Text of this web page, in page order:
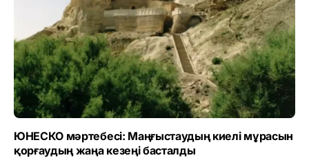
ЮНЕСКО мәртебесі: Маңғыстаудың киелі мұрасын
қорғаудың жаңа кезеңі басталды